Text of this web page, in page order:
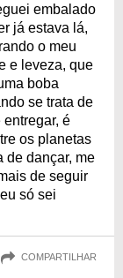
embalado
já estava lá,
o meu
e leveza, que
boba
se trata de
é
os planetas
de dançar, me
de seguir
só sei
COMPARTILHAR